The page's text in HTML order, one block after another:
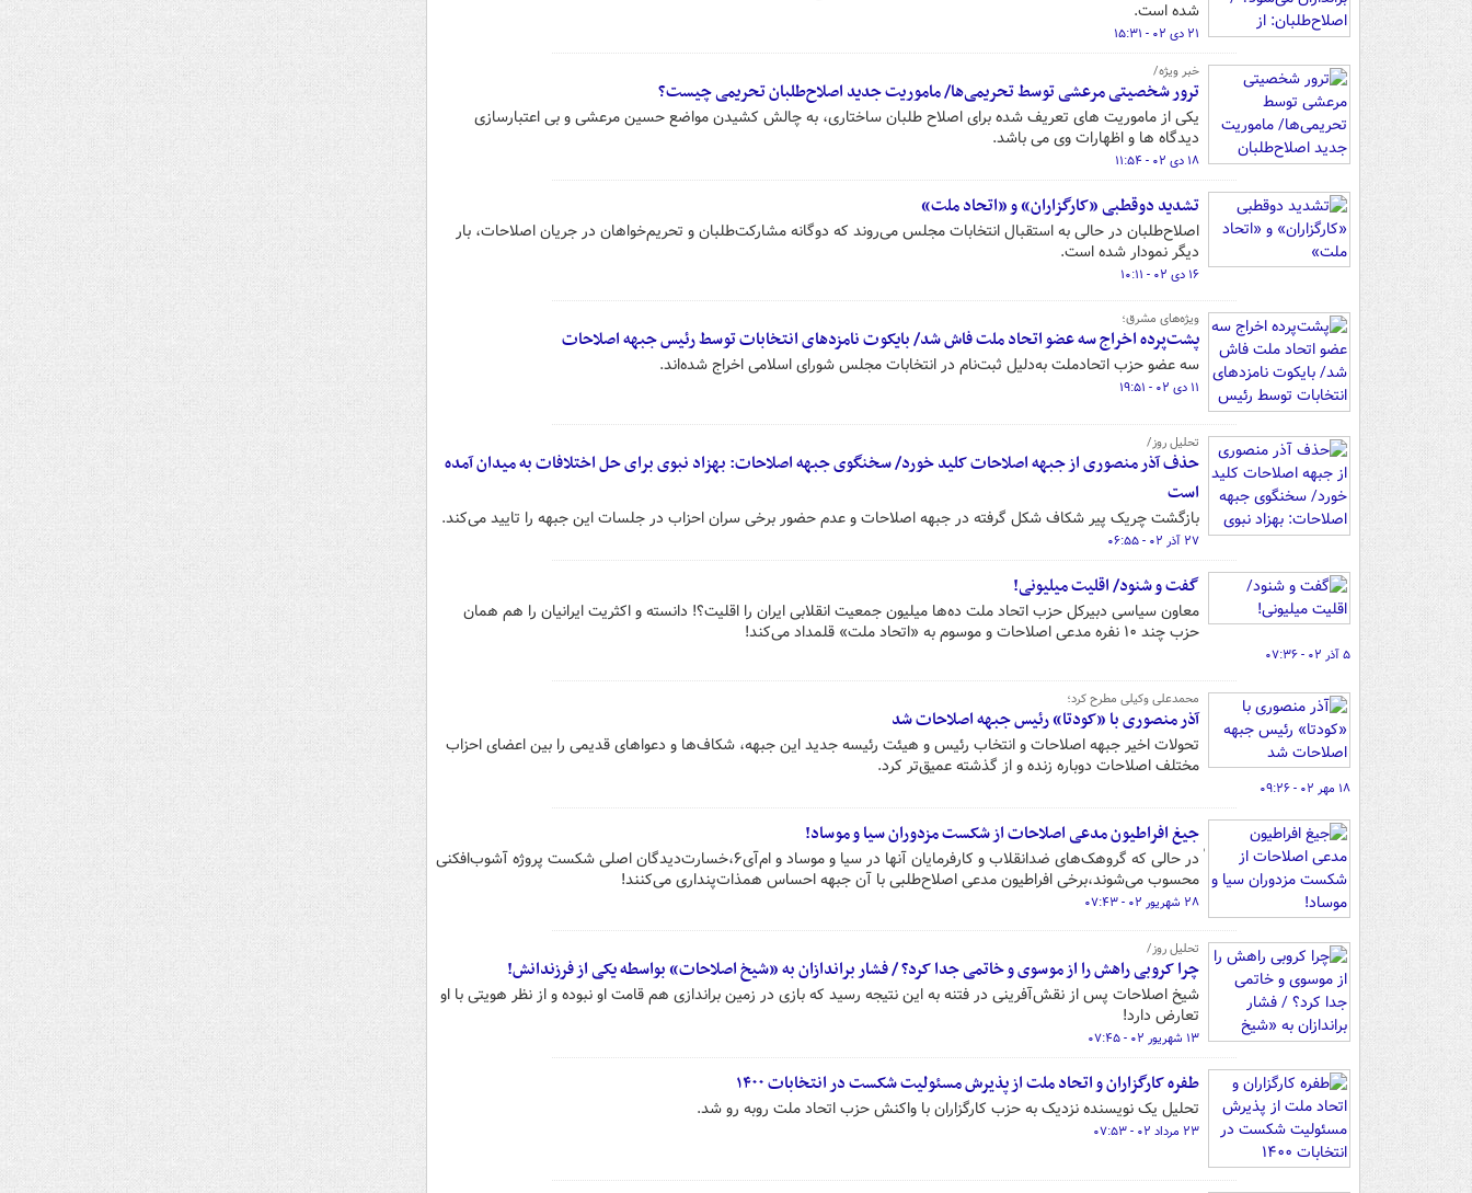
شده است.
۲۱ دی ۰۲ - ۱۵:۳۱
خبر ویژه/
ترور شخصیتی مرعشی توسط تحریمی‌ها/ ماموریت جدید اصلاح‌طلبان تحریمی چیست؟
یکی از ماموریت های تعریف شده برای اصلاح طلبان ساختاری، به چالش کشیدن مواضع حسین مرعشی و بی اعتبارسازی
دیدگاه ها و اظهارات وی می باشد.
۱۸ دی ۰۲ - ۱۱:۵۴
تشدید دوقطبی «کارگزاران» و «اتحاد ملت»
اصلاح‌طلبان در حالی به استقبال انتخابات مجلس می‌روند که دوگانه مشارکت‌طلبان و تحریم‌خواهان در جریان اصلاحات، بار
دیگر نمودار شده است.
۱۶ دی ۰۲ - ۱۰:۱۱
ویژه‌های مشرق؛
پشت‌پرده اخراج سه عضو اتحاد ملت فاش شد/ بایکوت نامزدهای انتخابات توسط رئیس‌ جبهه اصلاحات
سه عضو حزب اتحادملت به‌دلیل ثبت‌نام در انتخابات مجلس شورای اسلامی اخراج شده‌اند.
۱۱ دی ۰۲ - ۱۹:۵۱
تحلیل روز/
حذف آذر منصوری از جبهه اصلاحات کلید خورد/ سخنگوی جبهه اصلاحات: بهزاد نبوی برای حل اختلافات به میدان آمده
است
بازگشت چریک پیر شکاف شکل گرفته در جبهه اصلاحات و عدم حضور برخی سران احزاب در جلسات این جبهه را تایید می‌کند.
۲۷ آذر ۰۲ - ۰۶:۵۵
گفت و شنود/ اقلیت میلیونی!
معاون سیاسی دبیرکل حزب اتحاد ملت ده‌ها میلیون جمعیت انقلابی ایران را اقلیت؟! دانسته و اکثریت ایرانیان را هم همان
حزب چند ۱۰ نفره مدعی اصلاحات و موسوم به «اتحاد ملت‌» قلمداد می‌کند!
۵ آذر ۰۲ - ۰۷:۳۶
محمدعلی وکیلی مطرح کرد؛
آذر منصوری با «کودتا» رئیس جبهه اصلاحات شد
تحولات اخیر جبهه اصلاحات و انتخاب رئیس و هیئت رئیسه جدید این جبهه، شکاف‌ها و دعواهای قدیمی را بین اعضای احزاب
مختلف اصلاحات دوباره زنده و از گذشته عمیق‌تر کرد.
۱۸ مهر ۰۲ - ۰۹:۲۶
جیغ افراطیون مدعی اصلاحات از شکست مزدوران سیا و موساد!
ٰدر حالی که گروهک‌های ضدانقلاب و کارفرمایان آنها در سیا و موساد و ام‌آی۶،خسارت‌دیدگان اصلی شکست پروژه آشوب‌افکنی
محسوب می‌شوند،برخی افراطیون مدعی اصلاح‌طلبی با آن جبهه احساس همذات‌پنداری می‌کنند!
۲۸ شهریور ۰۲ - ۰۷:۴۳
تحلیل روز/
چرا کروبی راهش را از موسوی و خاتمی جدا کرد؟ / فشار براندازان به «شیخ اصلاحات» بواسطه یکی از فرزندانش!
شیخ اصلاحات پس از نقش‌آفرینی در فتنه به این نتیجه رسید که بازی در زمین براندازی هم قامت او نبوده و از نظر هویتی با او
تعارض دارد!
۱۳ شهریور ۰۲ - ۰۷:۴۵
طفره کارگزاران و اتحاد ملت از پذیرش مسئولیت شکست در انتخابات ۱۴۰۰
تحلیل یک نویسنده نزدیک به حزب کارگزاران با واکنش حزب اتحاد ملت روبه رو شد.
۲۳ مرداد ۰۲ - ۰۷:۵۳